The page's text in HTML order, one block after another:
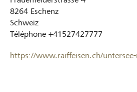
8264 Eschenz
Schweiz
Téléphone +41527427777
https://www.raiffeisen.ch/